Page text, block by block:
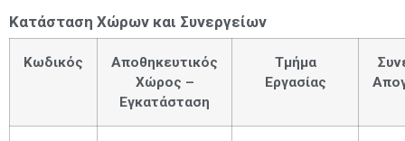
Κατάσταση Χώρων και Συνεργείων
Κωδικός
Αποθηκευτικός
Χώρος –
Εγκατάσταση
Τμήμα
Εργασίας